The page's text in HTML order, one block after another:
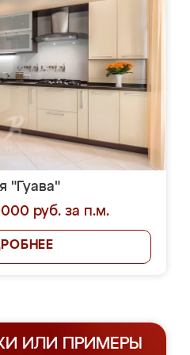
"Гуава"
руб. за п.м.
ИЛИ ПРИМЕРЫ